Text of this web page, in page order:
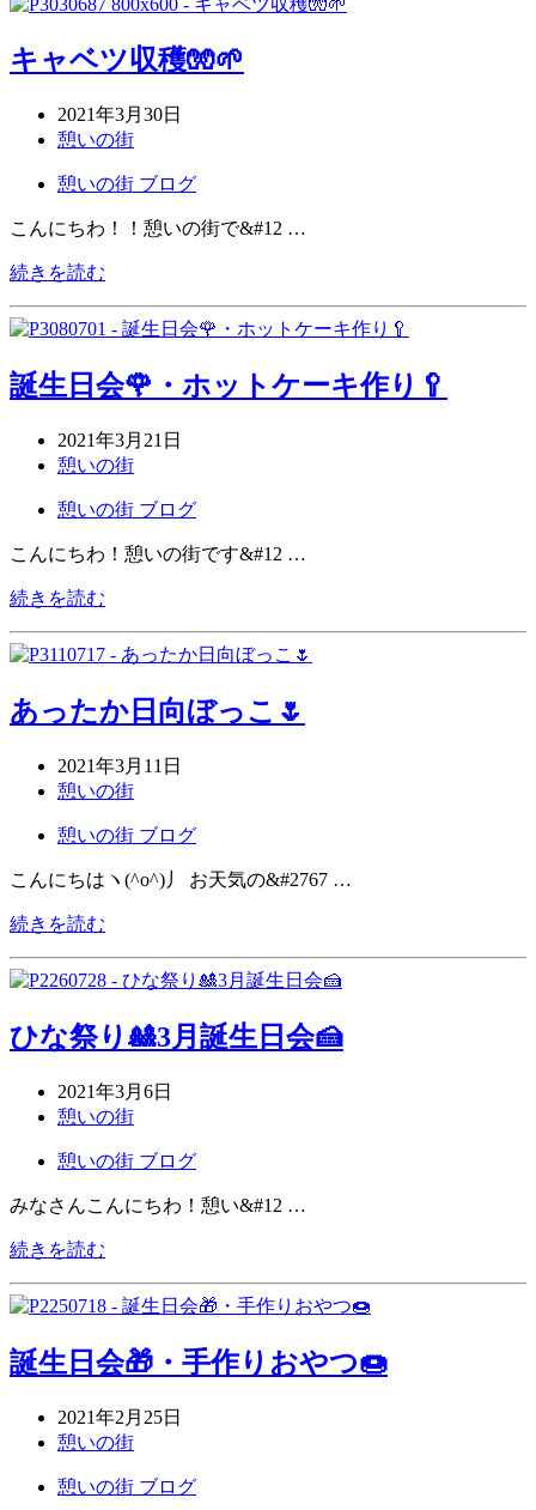
キャベツ収穫🧤🌱
2021年3月30日
憩いの街
憩いの街 ブログ
こんにちわ！！憩いの街で&#12 …
続きを読む
誕生日会🌹・ホットケーキ作り🥄
2021年3月21日
憩いの街
憩いの街 ブログ
こんにちわ！憩いの街です&#12 …
続きを読む
あったか日向ぼっこ🌷
2021年3月11日
憩いの街
憩いの街 ブログ
こんにちはヽ(^o^)丿 お天気の&#2767 …
続きを読む
ひな祭り🎎3月誕生日会🍰
2021年3月6日
憩いの街
憩いの街 ブログ
みなさんこんにちわ！憩い&#12 …
続きを読む
誕生日会🎁・手作りおやつ🍩
2021年2月25日
憩いの街
憩いの街 ブログ